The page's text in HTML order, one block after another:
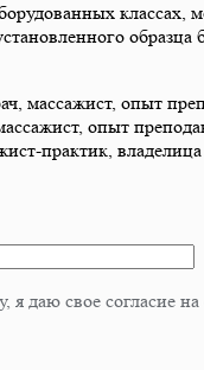
классах,
массажист, опыт
опыт
практик, владелица
я даю свое согласие